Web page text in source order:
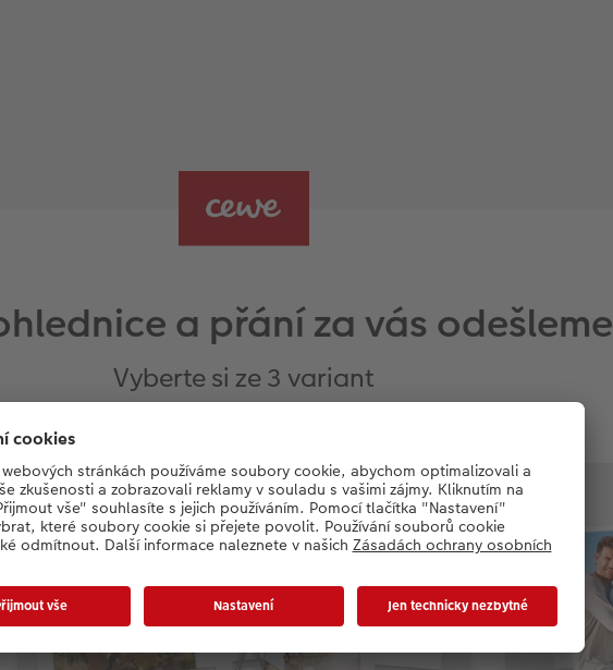
a přání za vás odešleme
Vyberte si ze 3 variant